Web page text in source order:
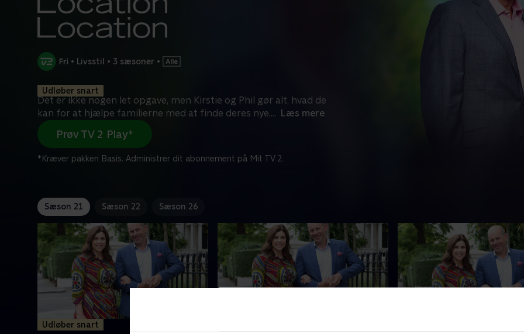
• Livsstil • 3 sæsoner •
Udløber snart
Det er ikke nogen let opgave, men Kirstie og Phil gør alt, hvad de
kan for at hjælpe familierne med at finde deres nye,... Læs mere
Prøv TV 2 Play*
*Kræver pakken Basis. Administrer dit abonnement på Mit TV 2.
Sæson 21 Sæson 22 Sæson 26
Udløber snart